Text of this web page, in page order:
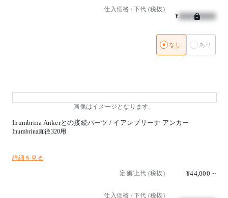
仕入価格 / 下代 (税抜)
¥
なし あり
画像はイメージとなります。
Inumbrina Ankerとの接続パーツ / イアンブリーナ アンカー
Inumbrina直径320用
詳細を見る
定価/上代 (税抜) ¥44,000 ~
仕入価格 / 下代 (税抜)